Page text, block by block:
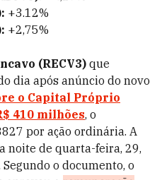
+3.12%
+2,75%
(RECV3) que
dia após anúncio do novo
o Capital Próprio
410 milhões, o
por ação ordinária. A
noite de quarta-feira, 29,
o documento, o